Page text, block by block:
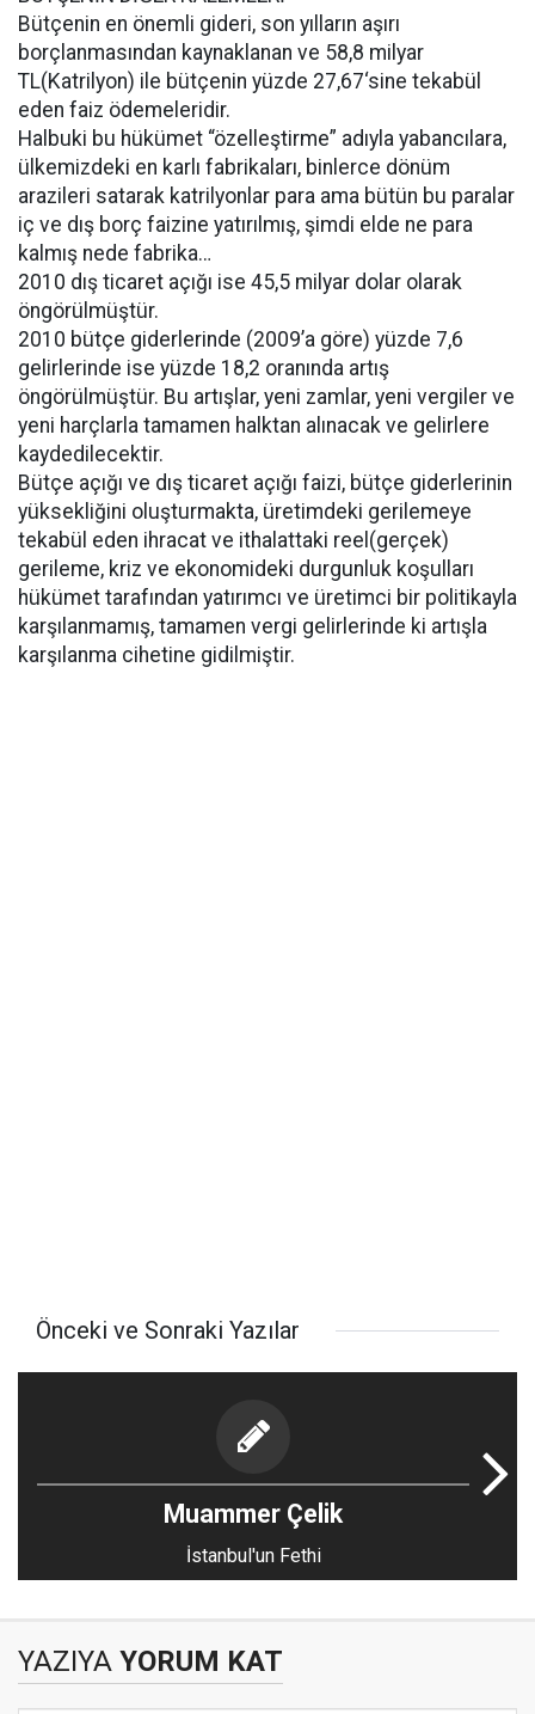
Bütçenin en önemli gideri, son yılların aşırı
borçlanmasından kaynaklanan ve 58,8 milyar
TL(Katrilyon) ile bütçenin yüzde 27,67‘sine tekabül
eden faiz ödemeleridir.
Halbuki bu hükümet “özelleştirme” adıyla yabancılara,
ülkemizdeki en karlı fabrikaları, binlerce dönüm
arazileri satarak katrilyonlar para ama bütün bu paralar
iç ve dış borç faizine yatırılmış, şimdi elde ne para
kalmış nede fabrika…
2010 dış ticaret açığı ise 45,5 milyar dolar olarak
öngörülmüştür.
2010 bütçe giderlerinde (2009’a göre) yüzde 7,6
gelirlerinde ise yüzde 18,2 oranında artış
öngörülmüştür. Bu artışlar, yeni zamlar, yeni vergiler ve
yeni harçlarla tamamen halktan alınacak ve gelirlere
kaydedilecektir.
Bütçe açığı ve dış ticaret açığı faizi, bütçe giderlerinin
yüksekliğini oluşturmakta, üretimdeki gerilemeye
tekabül eden ihracat ve ithalattaki reel(gerçek)
gerileme, kriz ve ekonomideki durgunluk koşulları
hükümet tarafından yatırımcı ve üretimci bir politikayla
karşılanmamış, tamamen vergi gelirlerinde ki artışla
karşılanma cihetine gidilmiştir.
Önceki ve Sonraki Yazılar
Muammer Çelik
İstanbul'un Fethi
YAZIYA YORUM KAT